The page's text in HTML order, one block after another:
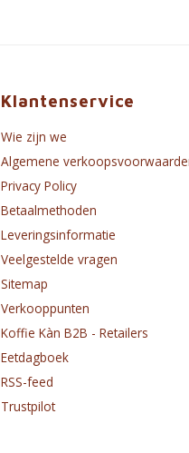
Klantenservice
Wie zijn we
Algemene
Privacy Policy
Betaalmethoden
Leveringsinformatie
Veelgestelde vragen
Sitemap
Verkooppunten
Koffie Kàn B2B - Retailers
Eetdagboek
RSS-feed
Trustpilot